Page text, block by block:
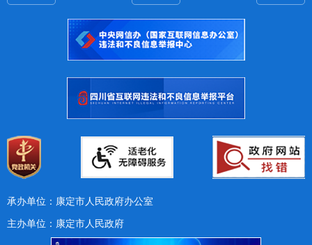
承办单位：康定市人民政府办公室
主办单位：康定市人民政府